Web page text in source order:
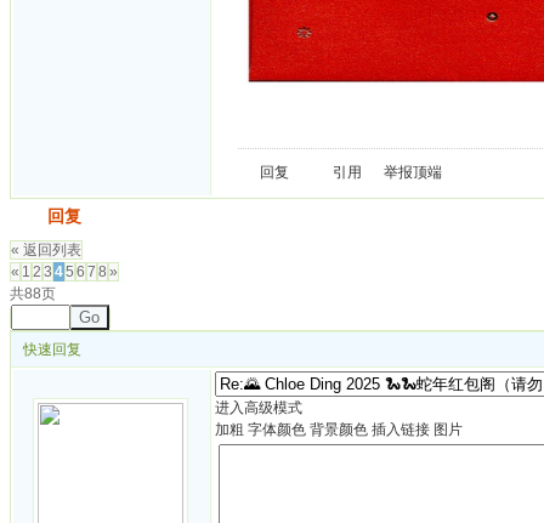
回复 引用 举报顶端
回复
« 返回列表
« 1 2 3 45 6 7 8 »
共88页
Go
快速回复
进入高级模式
加粗 字体颜色 背景颜色 插入链接 图片